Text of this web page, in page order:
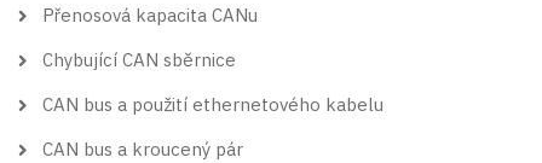
Přenosová kapacita CANu
Chybující CAN sběrnice
CAN bus a použití ethernetového kabelu
CAN bus a kroucený pár